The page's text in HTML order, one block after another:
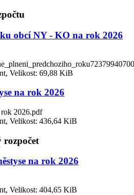
obcí NY - KO na rok 2026
Velikost: 69,88 KiB
na rok 2026
2026.pdf
Velikost: 436,64 KiB
rozpočet
na rok 2026
Velikost: 404,65 KiB